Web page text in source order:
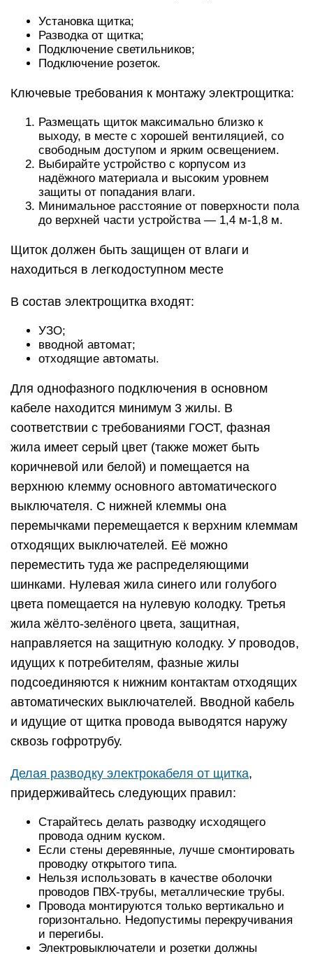
Установка щитка;
Разводка от щитка;
Подключение светильников;
Подключение розеток.
Ключевые требования к монтажу электрощитка:
Размещать щиток максимально близко к
выходу, в месте с хорошей вентиляцией, со
свободным доступом и ярким освещением.
Выбирайте устройство с корпусом из
надёжного материала и высоким уровнем
защиты от попадания влаги.
Минимальное расстояние от поверхности пола
до верхней части устройства — 1,4 м-1,8 м.
Щиток должен быть защищен от влаги и
находиться в легкодоступном месте
В состав электрощитка входят:
УЗО;
вводной автомат;
отходящие автоматы.
Для однофазного подключения в основном
кабеле находится минимум 3 жилы. В
соответствии с требованиями ГОСТ, фазная
жила имеет серый цвет (также может быть
коричневой или белой) и помещается на
верхнюю клемму основного автоматического
выключателя. С нижней клеммы она
перемычками перемещается к верхним клеммам
отходящих выключателей. Её можно
переместить туда же распределяющими
шинками. Нулевая жила синего или голубого
цвета помещается на нулевую колодку. Третья
жила жёлто-зелёного цвета, защитная,
направляется на защитную колодку. У проводов,
идущих к потребителям, фазные жилы
подсоединяются к нижним контактам отходящих
автоматических выключателей. Вводной кабель
и идущие от щитка провода выводятся наружу
сквозь гофротрубу.
Делая разводку электрокабеля от щитка,
придерживайтесь следующих правил:
Старайтесь делать разводку исходящего
провода одним куском.
Если стены деревянные, лучше смонтировать
проводку открытого типа.
Нельзя использовать в качестве оболочки
проводов ПВХ-трубы, металлические трубы.
Провода монтируются только вертикально и
горизонтально. Недопустимы перекручивания
и перегибы.
Электровыключатели и розетки должны